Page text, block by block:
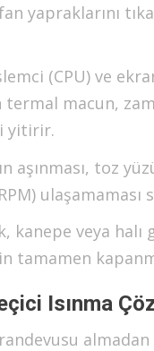
fan yapraklarını
(CPU) ve
macun,
yitirir.
aşınması, toz
kanepe veya
tamamen
Isınma